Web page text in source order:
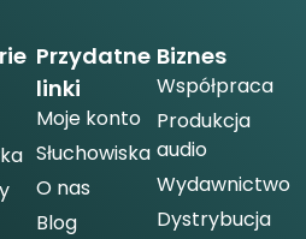
Przydatne
linki
Moje konto
Słuchowiska
O nas
Blog
Biznes
Współpraca
Produkcja
audio
Wydawnictwo
Dystrybucja